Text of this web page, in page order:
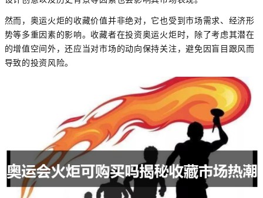
然而，奥运火炬的收藏价值并非绝对，它也受到市场需求、经济形
势等多重因素的影响。收藏者在投资奥运火炬时，除了考虑其潜在
的增值空间外，还应当对市场的动向保持关注，避免因盲目跟风而
导致的投资风险。